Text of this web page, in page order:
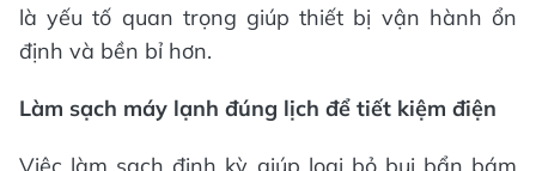
là yếu tố quan trọng giúp thiết bị vận hành ổn
định và bền bỉ hơn.
Làm sạch máy lạnh đúng lịch để tiết kiệm điện